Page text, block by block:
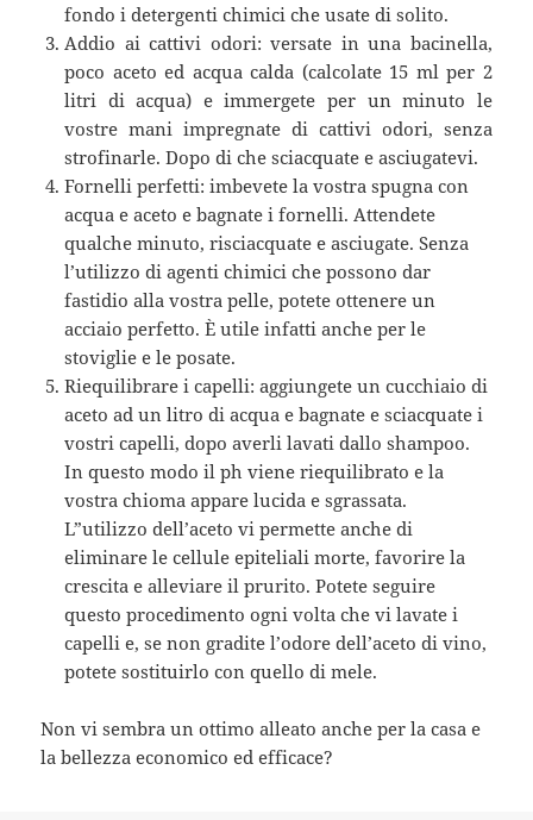
fondo i detergenti chimici che usate di solito.
Addio ai cattivi odori: versate in una bacinella,
poco aceto ed acqua calda (calcolate 15 ml per 2
litri di acqua) e immergete per un minuto le
vostre mani impregnate di cattivi odori, senza
strofinarle. Dopo di che sciacquate e asciugatevi.
Fornelli perfetti: imbevete la vostra spugna con
acqua e aceto e bagnate i fornelli. Attendete
qualche minuto, risciacquate e asciugate. Senza
l’utilizzo di agenti chimici che possono dar
fastidio alla vostra pelle, potete ottenere un
acciaio perfetto. È utile infatti anche per le
stoviglie e le posate.
Riequilibrare i capelli: aggiungete un cucchiaio di
aceto ad un litro di acqua e bagnate e sciacquate i
vostri capelli, dopo averli lavati dallo shampoo.
In questo modo il ph viene riequilibrato e la
vostra chioma appare lucida e sgrassata.
L”utilizzo dell’aceto vi permette anche di
eliminare le cellule epiteliali morte, favorire la
crescita e alleviare il prurito. Potete seguire
questo procedimento ogni volta che vi lavate i
capelli e, se non gradite l’odore dell’aceto di vino,
potete sostituirlo con quello di mele.
Non vi sembra un ottimo alleato anche per la casa e
la bellezza economico ed efficace?